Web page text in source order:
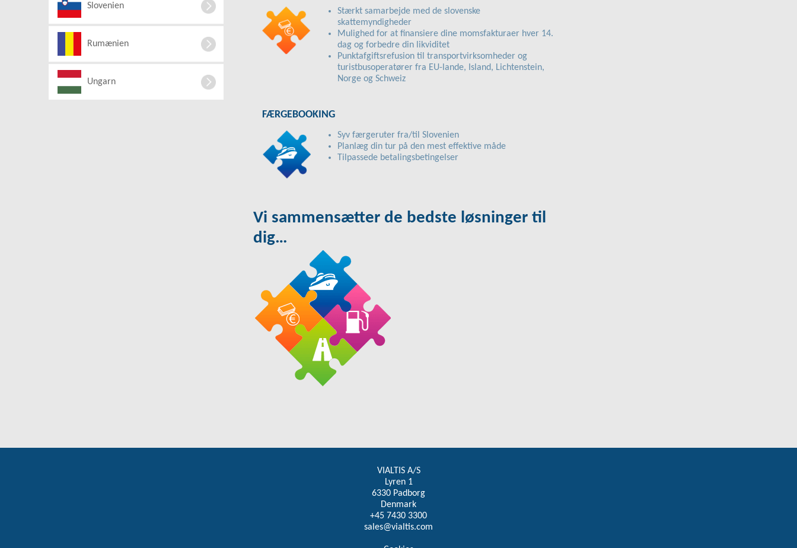
Slovenien
Rumænien
Ungarn
Stærkt samarbejde med de slovenske
skattemyndigheder
Mulighed for at finansiere dine momsfakturaer hver 14.
dag og forbedre din likviditet
Punktafgiftsrefusion til transportvirksomheder og
turistbusoperatører fra EU-lande, Island, Lichtenstein,
Norge og Schweiz
FÆRGEBOOKING
Syv færgeruter fra/til Slovenien
Planlæg din tur på den mest effektive måde
Tilpassede betalingsbetingelser
Vi sammensætter de bedste løsninger til
dig…
VIALTIS A/S
Lyren 1
6330 Padborg
Denmark
+45 7430 3300
sales@vialtis.com